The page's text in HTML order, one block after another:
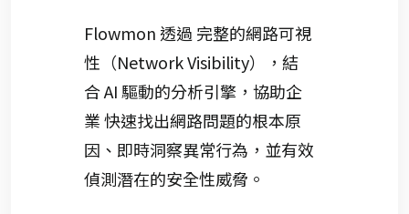
Flowmon 透過 完整的網路可視
性 （Network Visibility），結
合AI驅動的分析引擎，協助企
業快速找出網路問題的根本原
因、即時洞察異常行為，並有效
偵測潛在的安全性威脅。